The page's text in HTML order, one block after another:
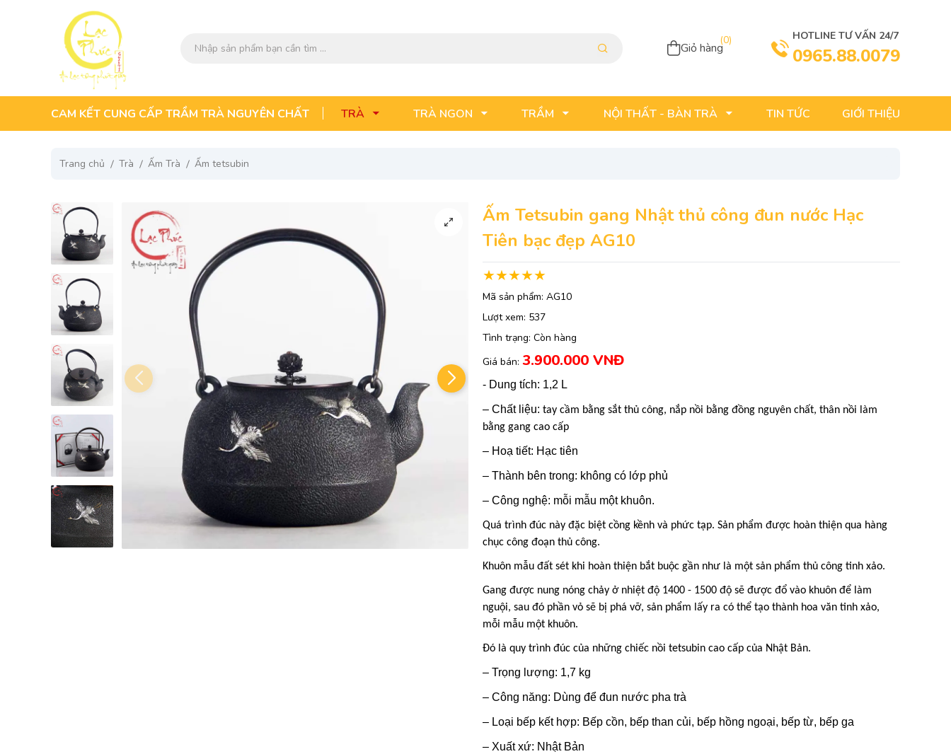
Giỏ hàng
(0) HOTLINE TƯ VẤN 24/7
0965.88.0079
CAM KẾT CUNG CẤP TRẦM TRÀ NGUYÊN CHẤT TRÀ TRÀ NGON TRẦM NỘI THẤT - BÀN TRÀ TIN TỨC GIỚI THIỆU
Trang chủ Trà Ấm Trà Ấm tetsubin
Ấm Tetsubin gang Nhật thủ công đun nước Hạc
Tiên bạc đẹp AG10
Mã sản phẩm: AG10
Lượt xem: 537
Tình trạng: Còn hàng
Giá bán: 3.900.000 VNĐ
- Dung tích: 1,2 L
– Chất liệu: tay cầm bằng sắt thủ công, nắp nồi bằng đồng nguyên chất, thân nồi làm
bằng gang cao cấp
– Hoạ tiết: Hạc tiên
– Thành bên trong: không có lớp phủ
– Công nghệ: mỗi mẫu một khuôn.
Quá trình đúc này đặc biệt cồng kềnh và phức tạp. Sản phẩm được hoàn thiện qua hàng
chục công đoạn thủ công.
Khuôn mẫu đất sét khi hoàn thiện bắt buộc gần như là một sản phẩm thủ công tinh xảo.
Gang được nung nóng chảy ở nhiệt độ 1400 - 1500 độ sẽ được đổ vào khuôn để làm
nguội, sau đó phần vỏ sẽ bị phá vỡ, sản phẩm lấy ra có thể tạo thành hoa văn tinh xảo,
mỗi mẫu một khuôn.
Đó là quy trình đúc của những chiếc nồi tetsubin cao cấp của Nhật Bản.
– Trọng lượng: 1,7 kg
– Công năng: Dùng để đun nước pha trà
– Loại bếp kết hợp: Bếp cồn, bếp than củi, bếp hồng ngoại, bếp từ, bếp ga
– Xuất xứ: Nhật Bản